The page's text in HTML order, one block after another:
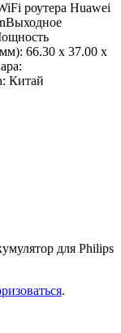
роутера Huawei
66.30 x 37.00 x
Китай
для Philips
.